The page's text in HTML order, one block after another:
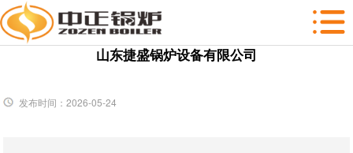
山东捷盛锅炉设备有限公司
发布时间：2026-05-24